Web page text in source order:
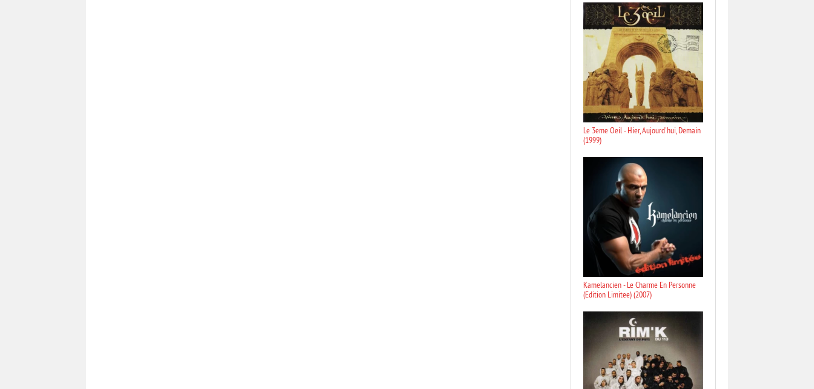
Le 3eme Oeil - Hier, Aujourd'hui, Demain
(1999)
Kamelancien - Le Charme En Personne
(Edition Limitee) (2007)